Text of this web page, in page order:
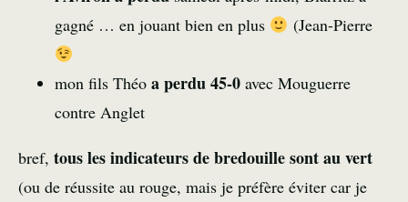
gagné … en jouant bien en plus
(Jean-Pierre
mon fils Théo a perdu 45-0 avec Mouguerre
contre Anglet
bref, tous les indicateurs de bredouille sont au vert
(ou de réussite au rouge, mais je préfère éviter car je